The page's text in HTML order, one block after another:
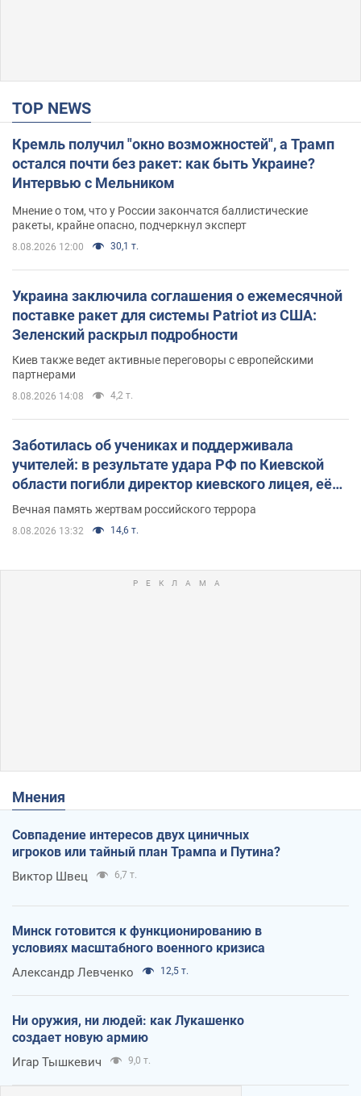
TOP NEWS
Кремль получил "окно возможностей", а Трамп
остался почти без ракет: как быть Украине?
Интервью с Мельником
Мнение о том, что у России закончатся баллистические
ракеты, крайне опасно, подчеркнул эксперт
8.08.2026 12:00 30,1 т.
Украина заключила соглашения о ежемесячной
поставке ракет для системы Patriot из США:
Зеленский раскрыл подробности
Киев также ведет активные переговоры с европейскими
партнерами
8.08.2026 14:08 4,2 т.
Заботилась об учениках и поддерживала
учителей: в результате удара РФ по Киевской
области погибли директор киевского лицея, её
муж и внук
Вечная память жертвам российского террора
8.08.2026 13:32 14,6 т.
Мнения
Совпадение интересов двух циничных
игроков или тайный план Трампа и Путина?
Виктор Швец 6,7 т.
Минск готовится к функционированию в
условиях масштабного военного кризиса
Александр Левченко 12,5 т.
Ни оружия, ни людей: как Лукашенко
создает новую армию
Игар Тышкевич 9,0 т.